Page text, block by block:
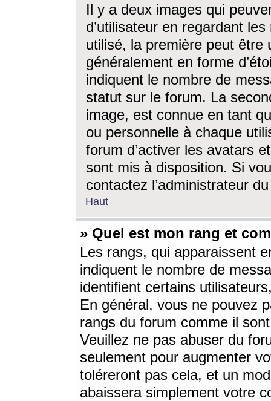
Il y a deux images qui
d’utilisateur en regardant
utilisé, la première peut être
généralement en forme
indiquent le nombre de
statut sur le forum. La
image, est connue en tant
ou personnelle à chaque
forum d’activer les avatars
sont mis à disposition. Si
contactez l’administrateur
Haut
» Quel est mon rang et
Les rangs, qui apparaissent
indiquent le nombre de
identifient certains
En général, vous ne pouvez
rangs du forum comme il
Veuillez ne pas abuser du
seulement pour augmenter
toléreront pas cela, et un
abaissera simplement votre